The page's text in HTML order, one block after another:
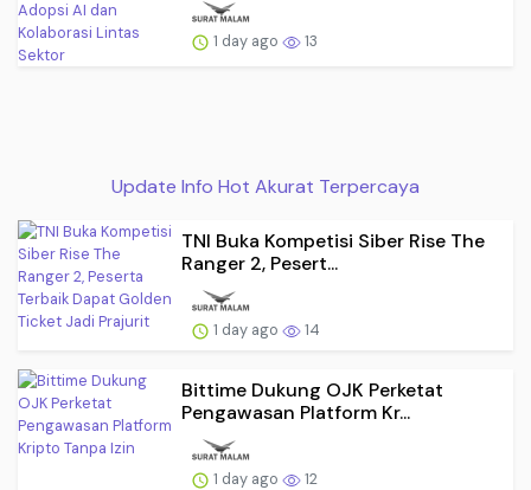
1 day ago 13
Update Info Hot Akurat Terpercaya
TNI Buka Kompetisi Siber Rise The
Ranger 2, Pesert...
1 day ago 14
Bittime Dukung OJK Perketat
Pengawasan Platform Kr...
1 day ago 12